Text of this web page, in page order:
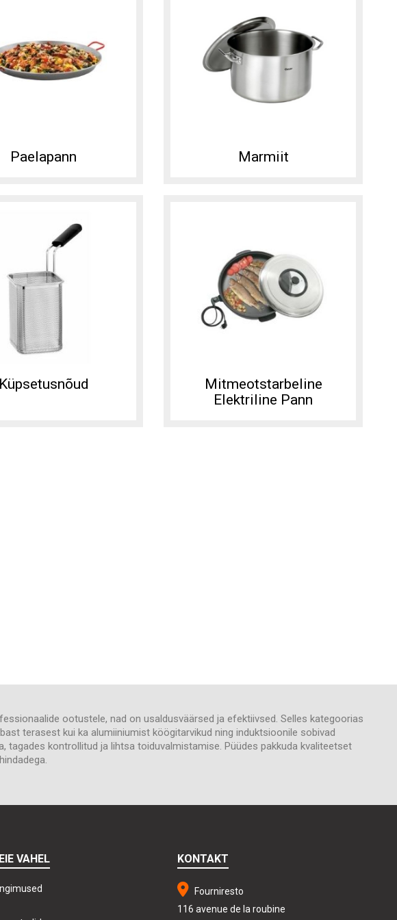
Paelapann Marmiit
Küpsetusnõud
Mitmeotstarbeline
Elektriline Pann
ootustele, nad on usaldusväärsed ja efektiivsed. Selles kategoorias
terasest kui ka alumiiniumist köögitarvikud ning induktsioonile sobivad
tagades kontrollitud ja lihtsa toiduvalmistamise. Püüdes pakkuda kvaliteetset
VAHEL KONTAKT
Fourniresto
116 avenue de la roubine